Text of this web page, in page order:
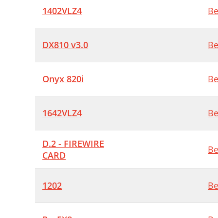
1402VLZ4
DX810 v3.0
Onyx 820i
1642VLZ4
D.2 - FIREWIRE
CARD
1202